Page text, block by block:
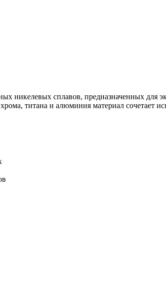
сплавов, предназначенных для
титана и алюминия материал сочетает